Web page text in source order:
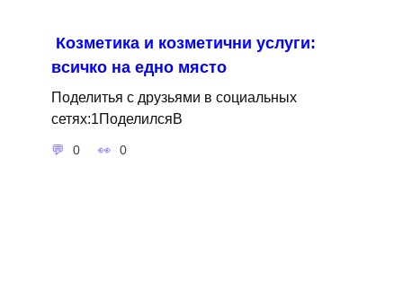
Козметика и козметични услуги:
всичко на едно място
Поделитья с друзьями в социальных
сетях:1ПоделилсяВ
0 0